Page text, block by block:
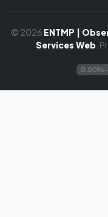
© 2026 ENTMP |
Services Web .
0.009s -